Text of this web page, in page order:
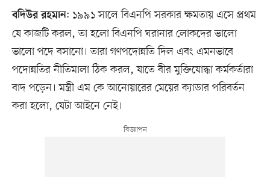
বদিউর রহমান: ১৯৯১ সালে বিএনপি সরকার ক্ষমতায় এসে প্রথম
যে কাজটি করল, তা হলো বিএনপি ঘরানার লোকদের ভালো
ভালো পদে বসানো। তারা গণপদোন্নতি দিল এবং এমনভাবে
পদোন্নতির নীতিমালা ঠিক করল, যাতে বীর মুক্তিযোদ্ধা কর্মকর্তারা
বাদ পড়েন। মন্ত্রী এম কে আনোয়ারের মেয়ের ক্যাডার পরিবর্তন
করা হলো, যেটা আইনে নেই।